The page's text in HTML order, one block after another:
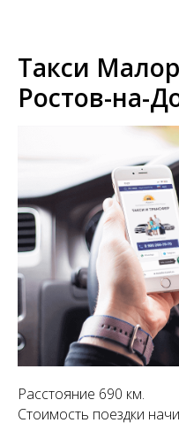
Такси
Ростов-на-
Расстояние 690 км.
Стоимость поездки